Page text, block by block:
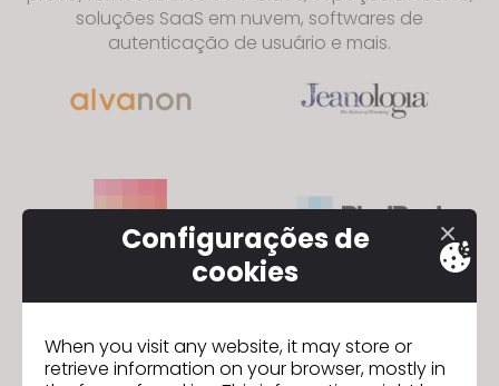
soluções SaaS em nuvem, softwares de
autenticação de usuário e mais.
SAIBA MAIS
Descubra nossos clientes empresariais que utilizam
CLO na indústria da moda global.
Configurações de
cookies
When you visit any website, it may store or
retrieve information on your browser, mostly in